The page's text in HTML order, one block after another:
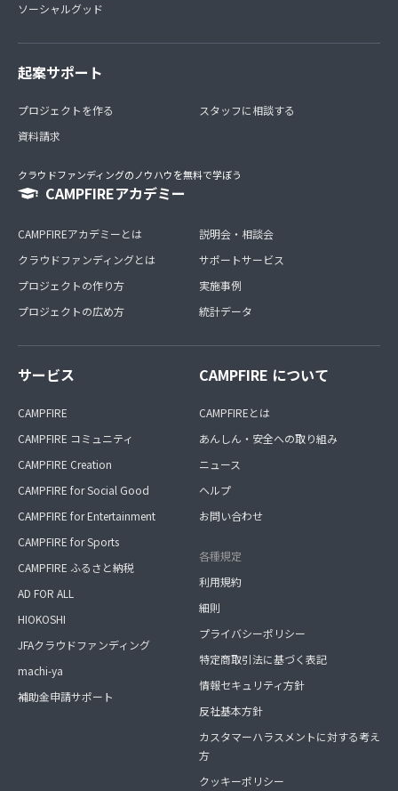
ソーシャルグッド
起案サポート
プロジェクトを作る
資料請求
スタッフに相談する
クラウドファンディングのノウハウを無料で学ぼう
CAMPFIREアカデミー
CAMPFIREアカデミーとは
クラウドファンディングとは
プロジェクトの作り方
プロジェクトの広め方
説明会・相談会
サポートサービス
実施事例
統計データ
サービス
CAMPFIRE
CAMPFIRE コミュニティ
CAMPFIRE Creation
CAMPFIRE for Social Good
CAMPFIRE for Entertainment
CAMPFIRE for Sports
CAMPFIRE ふるさと納税
AD FOR ALL
HIOKOSHI
JFAクラウドファンディング
machi-ya
補助金申請サポート
CAMPFIRE について
CAMPFIREとは
あんしん・安全への取り組み
ニュース
ヘルプ
お問い合わせ
各種規定
利用規約
細則
プライバシーポリシー
特定商取引法に基づく表記
情報セキュリティ方針
反社基本方針
カスタマーハラスメントに対する考え
方
クッキーポリシー